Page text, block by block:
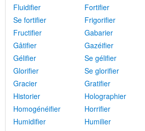
Fluidifier
Fortifier
Se fortifier
Frigorifier
Fructifier
Gabarier
Gâtifier
Gazéifier
Gélifier
Se gélifier
Glorifier
Se glorifier
Gracier
Gratifier
Historier
Holographier
Homogénéifier
Horrifier
Humidifier
Humilier